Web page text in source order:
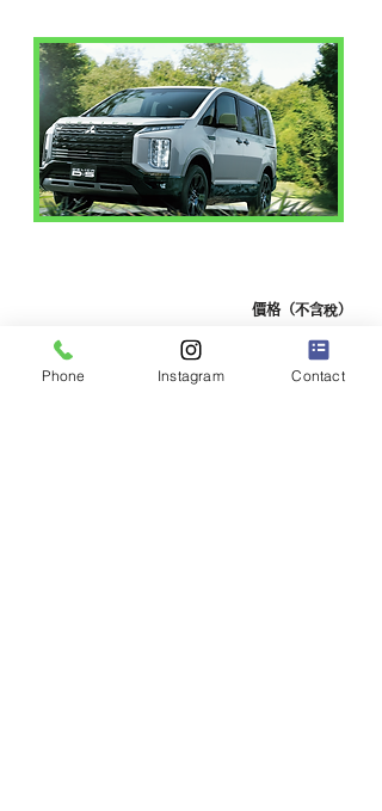
價格（不含稅）
當天
兩天一夜
9,000 日圓
17,000 日圓
Phone Instagram Contact